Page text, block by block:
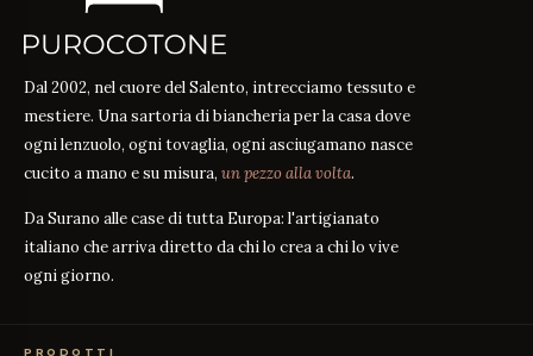
Dal 2002, nel cuore del Salento, intrecciamo tessuto e
mestiere. Una sartoria di biancheria per la casa dove
ogni lenzuolo, ogni tovaglia, ogni asciugamano nasce
cucito a mano e su misura, un pezzo alla volta.
Da Surano alle case di tutta Europa: l'artigianato
italiano che arriva diretto da chi lo crea a chi lo vive
ogni giorno.
PRODOTTI